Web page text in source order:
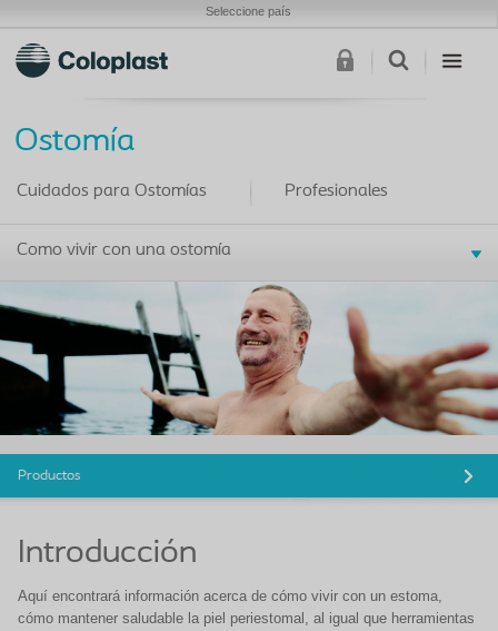
Seleccione país
Ostomía
Cuidados para Ostomías
Como vivir con una ostomía
Profesionales
Productos
Introducción
Aquí encontrará información acerca de cómo vivir con un estoma,
cómo mantener saludable la piel periestomal, al igual que herramientas